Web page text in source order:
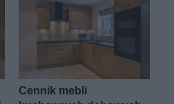
Cennik mebli